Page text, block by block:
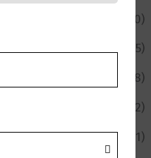
(230)
(75)
(88)
(212)
(371)